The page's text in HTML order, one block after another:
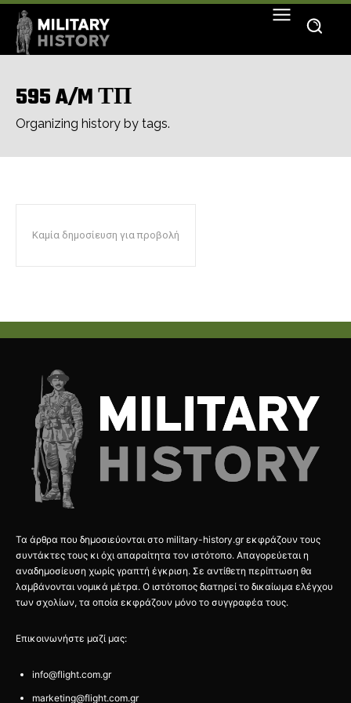
595 A/M ΤΠ
Organizing history by tags.
Καμία δημοσίευση για προβολή
Τα άρθρα που δημοσιεύονται στο military-history.gr εκφράζουν τους
συντάκτες τους κι όχι απαραίτητα τον ιστότοπο. Απαγορεύεται η
αναδημοσίευση χωρίς γραπτή έγκριση. Σε αντίθετη περίπτωση θα
λαμβάνονται νομικά μέτρα. Ο ιστότοπος διατηρεί το δικαίωμα ελέγχου
των σχολίων, τα οποία εκφράζουν μόνο το συγγραφέα τους.
Επικοινωνήστε μαζί μας:
info@flight.com.gr
marketing@flight.com.gr